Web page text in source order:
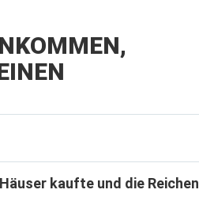
kaufte und die Reichen